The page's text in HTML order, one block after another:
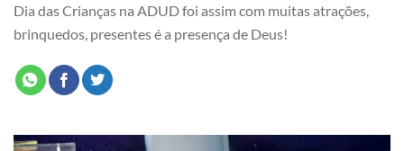
Dia das Crianças na ADUD foi assim com muitas atrações,
brinquedos, presentes é a presença de Deus!